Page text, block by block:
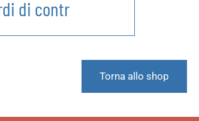
di contr
Torna allo shop